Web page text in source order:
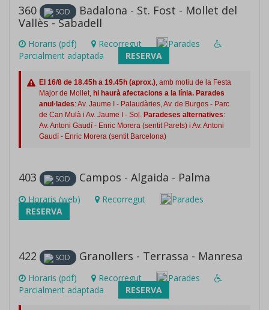
360 SOD
Badalona - St. Fost - Mollet del
Vallès - Sabadell
Horaris (pdf) Recorregut
Parades
Parcialment adaptada
RESERVA
El 16/8 de 18.45h a 19.45h (aprox.), amb motiu de la Festa
Major de Mollet, hi haurà afectacions a la línia. Parades
anul·lades: Av. Jaume I - Palaudàries, Av. de Burgos - Parc
de Can Mulà i Av. Jaume I - Sol. Paradeses alternatives:
Av. Antoni Gaudí - Enric Morera (sentit Parets) i Av. Antoni
Gaudí - Enric Morera (sentit Barcelona)
403 SOD Campos - Algaida - Palma
Horaris (web) Recorregut
Parades
RESERVA
422 SOD Granollers - Terrassa - Manresa
Horaris (pdf) Recorregut
Parades
Parcialment adaptada
RESERVA